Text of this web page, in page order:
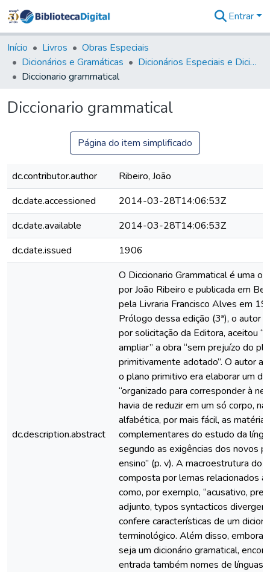
&
Coleções
Tudo na
Estatísticas
Entrar
Início Livros
Obras Especiais
Dicionários e Gramáticas
Dicionários Especiais e Dicionários Especializados
Diccionario grammatical
Diccionario grammatical
Página do item simplificado
dc.contributor.author
Ribeiro, João
dc.date.accessioned
2014-03-28T14:06:53Z
dc.date.available
2014-03-28T14:06:53Z
dc.date.issued
1906
dc.description.abstract
O Diccionario Grammatical é uma
por João Ribeiro e publicada em
pela Livraria Francisco Alves em
Prólogo dessa edição (3ª), o autor
por solicitação da Editora, aceitou
ampliar” a obra “sem prejuízo do
primitivamente adotado”. O autor
o plano primitivo era elaborar um
“organizado para corresponder à
havia de reduzir em um só corpo,
alfabética, por mais fácil, as matérias
complementares do estudo da
segundo as exigências dos novos
ensino” (p. v). A macroestrutura do
composta por lemas relacionados à
como, por exemplo, “acusativo,
adjunto, typos syntacticos
confere características de um
terminológico. Além disso, embora
seja um dicionário gramatical,
entrada também nomes de línguas